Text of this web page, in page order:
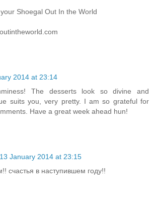
Shoegal Out In the World
2014 at 23:14
The desserts look so divine and
suits you, very pretty. I am so grateful for
Have a great week ahead hun!
13 January 2014 at 23:15
счастья в наступившем году!!